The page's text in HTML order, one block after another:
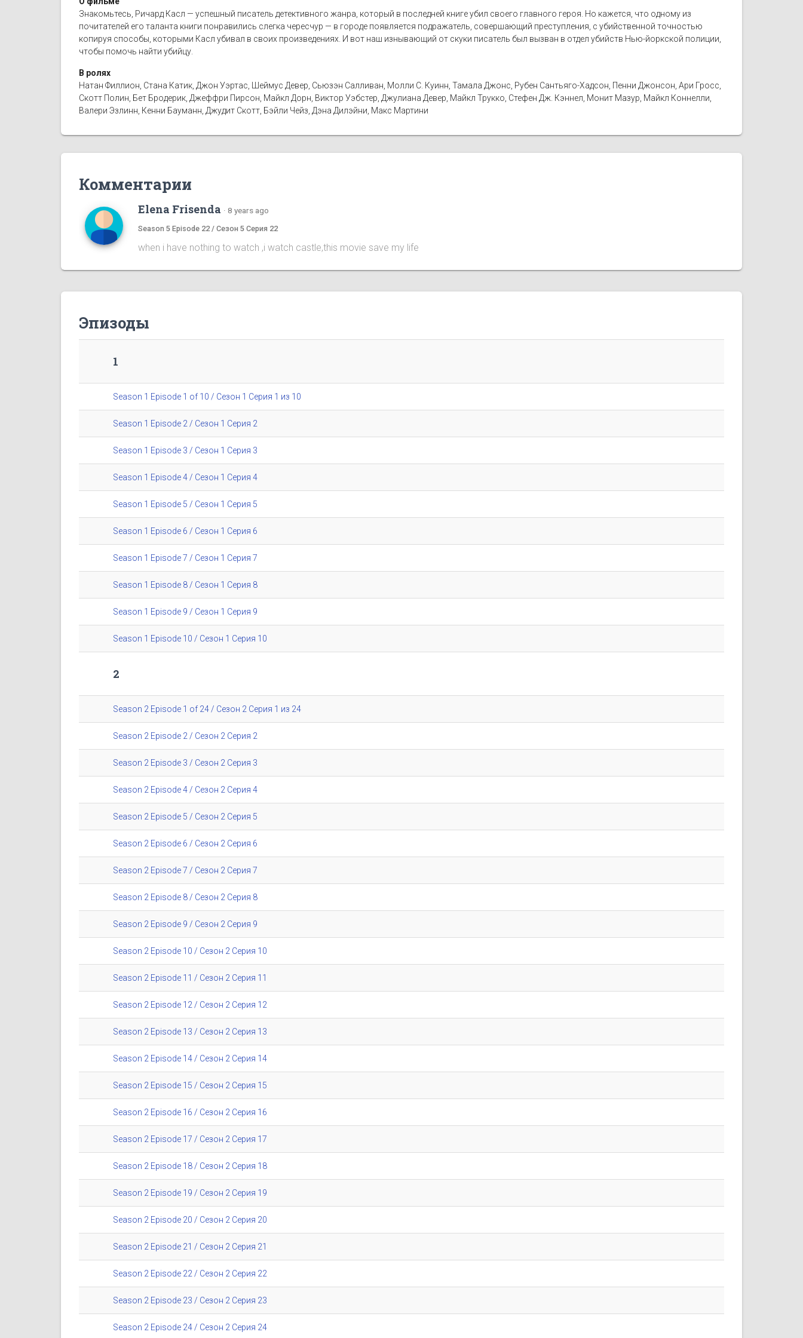
Знакомьтесь, Ричард Касл — успешный писатель детективного жанра, который в последней книге убил своего главного героя. Но кажется, что одному из
почитателей его таланта книги понравились слегка чересчур — в городе появляется подражатель, совершающий преступления, с убийственной точностью
копируя способы, которыми Касл убивал в своих произведениях. И вот наш изнывающий от скуки писатель был вызван в отдел убийств Нью-йоркской полиции,
чтобы помочь найти убийцу.
В ролях
Натан Филлион, Стана Катик, Джон Уэртас, Шеймус Девер, Сьюзэн Салливан, Молли С. Куинн, Тамала Джонс, Рубен Сантьяго-Хадсон, Пенни Джонсон, Ари Гросс,
Скотт Полин, Бет Бродерик, Джеффри Пирсон, Майкл Дорн, Виктор Уэбстер, Джулиана Девер, Майкл Трукко, Стефен Дж. Кэннел, Монит Мазур, Майкл Коннелли,
Валери Эзлинн, Кенни Бауманн, Джудит Скотт, Бэйли Чейз, Дэна Дилэйни, Макс Мартини
Комментарии
Elena Frisenda · 8 years ago
Season 5 Episode 22 / Сезон 5 Серия 22
when i have nothing to watch ,i watch castle,this movie save my life
Эпизоды
1
Season 1 Episode 1 of 10 / Сезон 1 Серия 1 из 10
Season 1 Episode 2 / Сезон 1 Серия 2
Season 1 Episode 3 / Сезон 1 Серия 3
Season 1 Episode 4 / Сезон 1 Серия 4
Season 1 Episode 5 / Сезон 1 Серия 5
Season 1 Episode 6 / Сезон 1 Серия 6
Season 1 Episode 7 / Сезон 1 Серия 7
Season 1 Episode 8 / Сезон 1 Серия 8
Season 1 Episode 9 / Сезон 1 Серия 9
Season 1 Episode 10 / Сезон 1 Серия 10
2
Season 2 Episode 1 of 24 / Сезон 2 Серия 1 из 24
Season 2 Episode 2 / Сезон 2 Серия 2
Season 2 Episode 3 / Сезон 2 Серия 3
Season 2 Episode 4 / Сезон 2 Серия 4
Season 2 Episode 5 / Сезон 2 Серия 5
Season 2 Episode 6 / Сезон 2 Серия 6
Season 2 Episode 7 / Сезон 2 Серия 7
Season 2 Episode 8 / Сезон 2 Серия 8
Season 2 Episode 9 / Сезон 2 Серия 9
Season 2 Episode 10 / Сезон 2 Серия 10
Season 2 Episode 11 / Сезон 2 Серия 11
Season 2 Episode 12 / Сезон 2 Серия 12
Season 2 Episode 13 / Сезон 2 Серия 13
Season 2 Episode 14 / Сезон 2 Серия 14
Season 2 Episode 15 / Сезон 2 Серия 15
Season 2 Episode 16 / Сезон 2 Серия 16
Season 2 Episode 17 / Сезон 2 Серия 17
Season 2 Episode 18 / Сезон 2 Серия 18
Season 2 Episode 19 / Сезон 2 Серия 19
Season 2 Episode 20 / Сезон 2 Серия 20
Season 2 Episode 21 / Сезон 2 Серия 21
Season 2 Episode 22 / Сезон 2 Серия 22
Season 2 Episode 23 / Сезон 2 Серия 23
Season 2 Episode 24 / Сезон 2 Серия 24